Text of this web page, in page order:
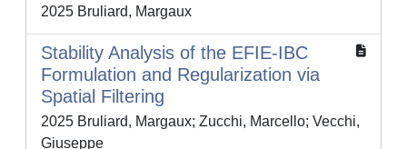
2025 Bruliard, Margaux
Stability Analysis of the EFIE-IBC
Formulation and Regularization via
Spatial Filtering
2025 Bruliard, Margaux; Zucchi, Marcello; Vecchi,
Giuseppe